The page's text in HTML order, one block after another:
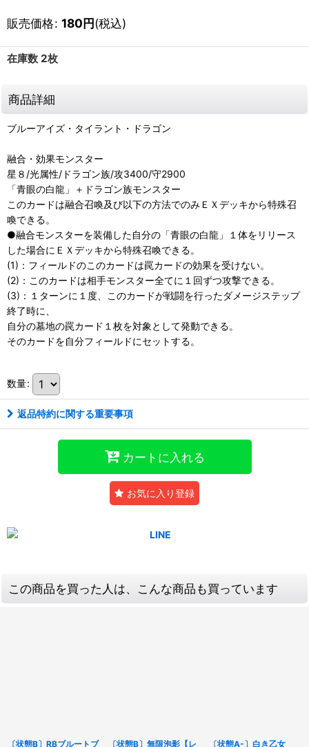
販売価格: 180円(税込)
在庫数 2枚
商品詳細
ブルーアイズ・タイラント・ドラゴン
融合・効果モンスター
星８/光属性/ドラゴン族/攻3400/守2900
「青眼の白龍」＋ドラゴン族モンスター
このカードは融合召喚及び以下の方法でのみＥＸデッキから特殊召
喚できる。
●融合モンスターを装備した自分の「青眼の白龍」１体をリリース
した場合にＥＸデッキから特殊召喚できる。
(1)：フィールドのこのカードは罠カードの効果を受けない。
(2)：このカードは相手モンスター全てに１回ずつ攻撃できる。
(3)：１ターンに１度、このカードが戦闘を行ったダメージステップ
終了時に、
自分の墓地の罠カード１枚を対象として発動できる。
そのカードを自分フィールドにセットする。
数量:
返品特約に関する重要事項
カートに入れる
お気に入り登録
この商品を買った人は、こんな商品も買っています
〔状態B〕RBブルートブ 〔状態B〕無限泡影【レ 〔状態A-〕白き乙女